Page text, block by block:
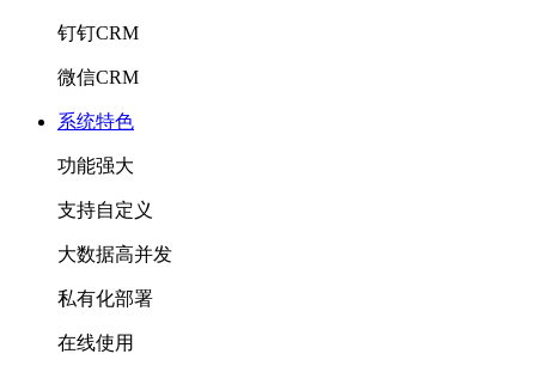
钉钉CRM
微信CRM
系统特色
功能强大
支持自定义
大数据高并发
私有化部署
在线使用